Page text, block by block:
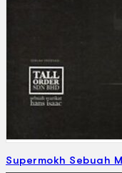
Supermokh Sebuah